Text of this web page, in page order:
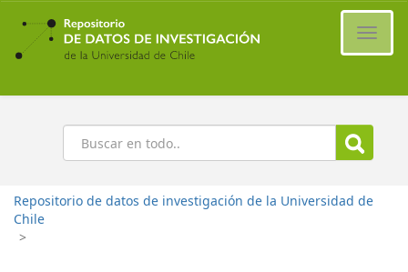
Ir
contenido
principal
Buscar
Repositorio de datos de investigación de la Universidad de
Chile
>